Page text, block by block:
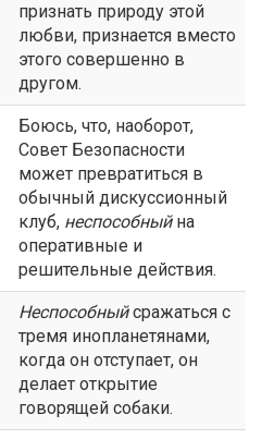
признать природу этой
любви, признается вместо
этого совершенно в
другом.
Боюсь, что, наоборот,
Совет Безопасности
может превратиться в
обычный дискуссионный
клуб, неспособныйна
оперативные и
решительные действия.
Неспособныйсражаться с
тремя инопланетянами,
когда он отступает, он
делает открытие
говорящей собаки.